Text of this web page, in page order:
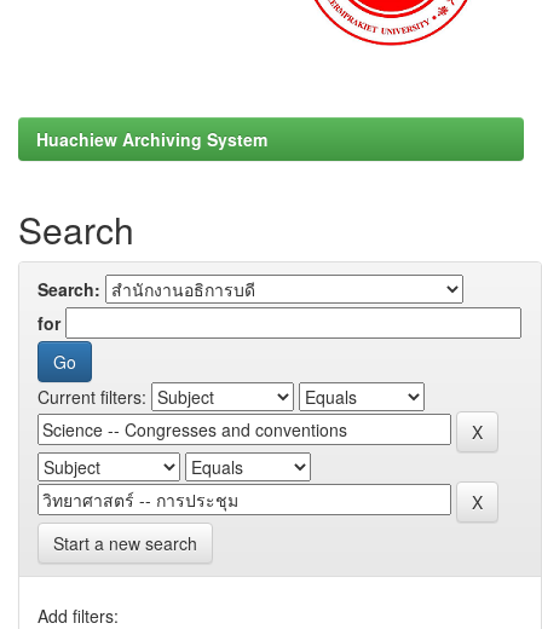
Huachiew Archiving System
Search
Search:
for
Current filters:
Start a new search
Add filters: